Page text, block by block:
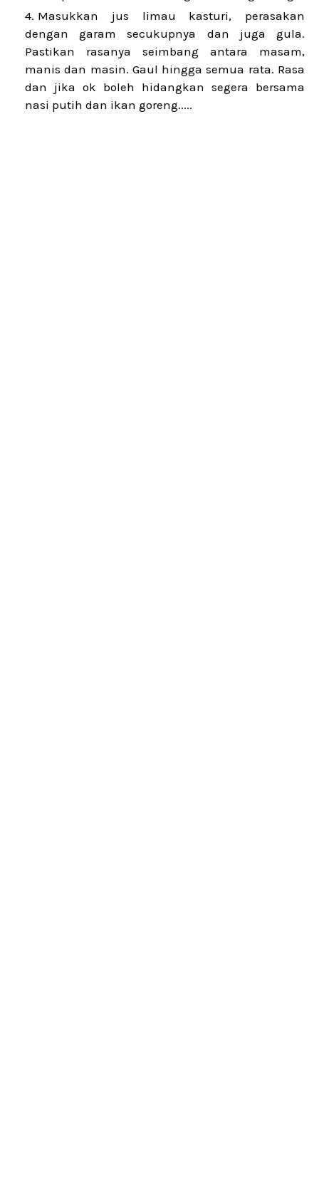
Masukkan jus limau kasturi, perasakan
dengan garam secukupnya dan juga gula.
Pastikan rasanya seimbang antara masam,
manis dan masin. Gaul hingga semua rata. Rasa
dan jika ok boleh hidangkan segera bersama
nasi putih dan ikan goreng.....